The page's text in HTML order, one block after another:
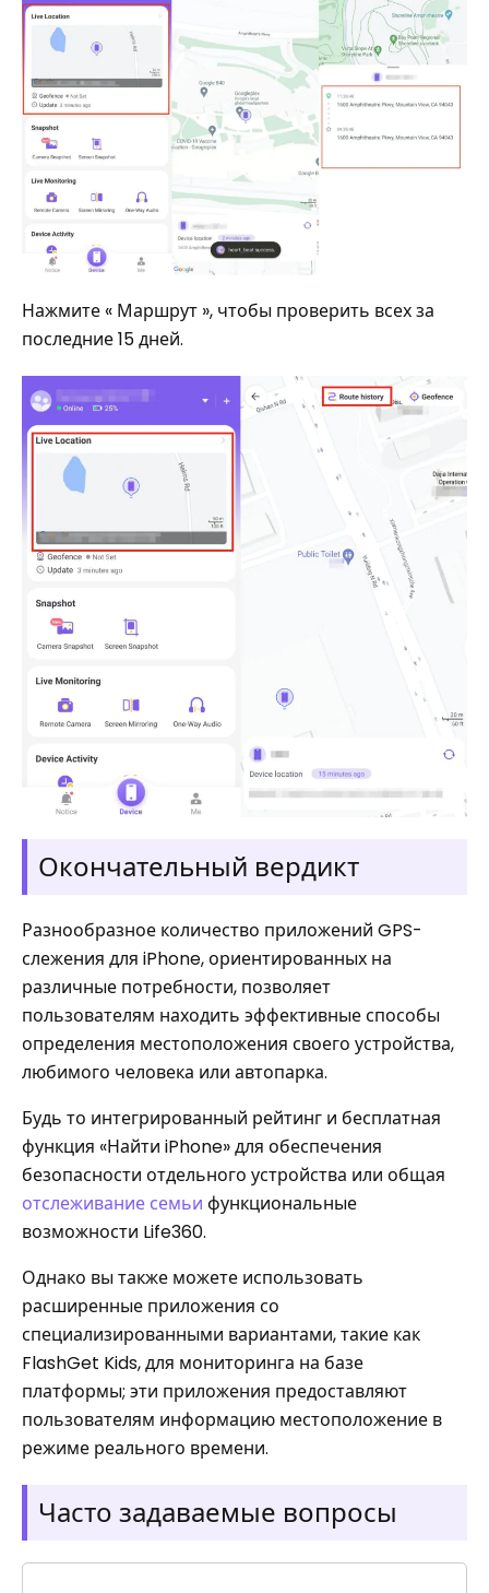
Нажмите « Маршрут », чтобы проверить всех за
последние 15 дней.
Окончательный вердикт
Разнообразное количество приложений GPS-
слежения для iPhone, ориентированных на
различные потребности, позволяет
пользователям находить эффективные способы
определения местоположения своего устройства,
любимого человека или автопарка.
Будь то интегрированный рейтинг и бесплатная
функция «Найти iPhone» для обеспечения
безопасности отдельного устройства или общая
отслеживание семьи функциональные
возможности Life360.
Однако вы также можете использовать
расширенные приложения со
специализированными вариантами, такие как
FlashGet Kids, для мониторинга на базе
платформы; эти приложения предоставляют
пользователям информацию местоположение в
режиме реального времени.
Часто задаваемые вопросы